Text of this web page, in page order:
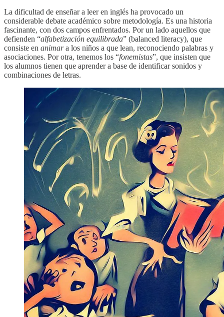
La dificultad de enseñar a leer en inglés ha provocado un
considerable debate académico sobre metodología. Es una historia
fascinante, con dos campos enfrentados. Por un lado aquellos que
defienden “alfabetización equilibrada” (balanced literacy), que
consiste en animara los niños a que lean, reconociendo palabras y
asociaciones. Por otra, tenemos los “fonemistas”, que insisten que
los alumnos tienen que aprender a base de identificar sonidos y
combinaciones de letras.